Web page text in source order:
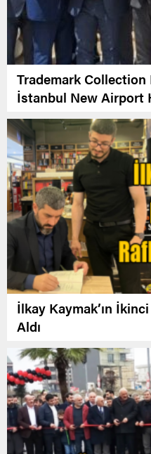
Trademark
İstanbul New Airport
Açıldı
İlkay Kaymak’ın
Aldı